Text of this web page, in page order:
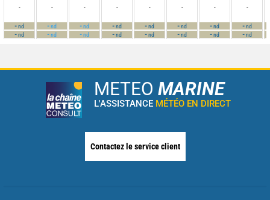
-
-nd
-nd
-
-nd
-nd
-
-nd
-nd
-
-nd
-nd
-
-nd
-nd
-
-nd
-nd
-
-nd
-nd
-
-nd
-nd
METEO MARINE
L'ASSISTANCE MÉTÉO EN DIRECT
Contactez le service client